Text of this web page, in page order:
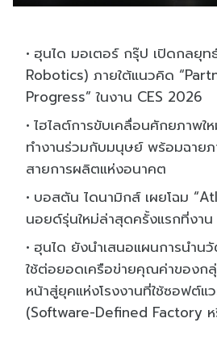
ฮุนได มอเตอร์ กรุ๊ป เปิดกลยุ
Robotics) ภายใต้แนวคิด
Progress” ในงาน CES 2026
ไฮไลต์การขับเคลื่อนศักยภาพใ
ทำงานร่วมกับมนุษย์ พร้อมฉาย
สายการผลิตแห่งอนาคต
บอสตัน ไดนามิกส์ เผยโฉม
นอยด์รุ่นใหม่ล่าสุดครั้งแรกที่งา
ฮุนได ยังนำเสนอแผนการนำน
ใช้ต่อยอดเครือข่ายคุณค่าของก
หน้าสู่ยุคแห่งโรงงานที่ใช้ซอฟต์แ
(Software-Defined Factory ห